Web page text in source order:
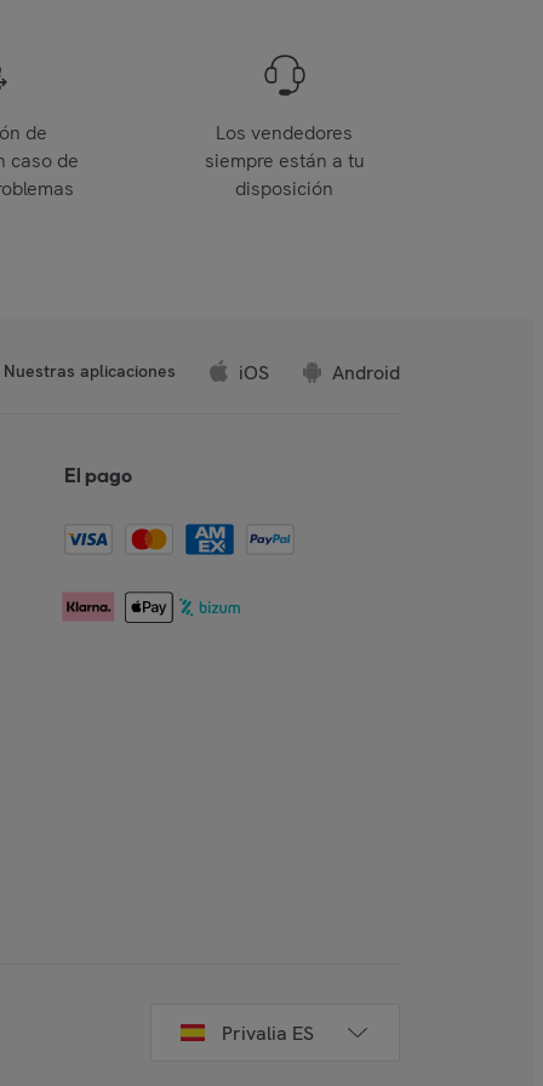
de
caso de
Los vendedores
siempre están a tu
disposición
Nuestras aplicaciones iOS Android
El pago
Privalia ES